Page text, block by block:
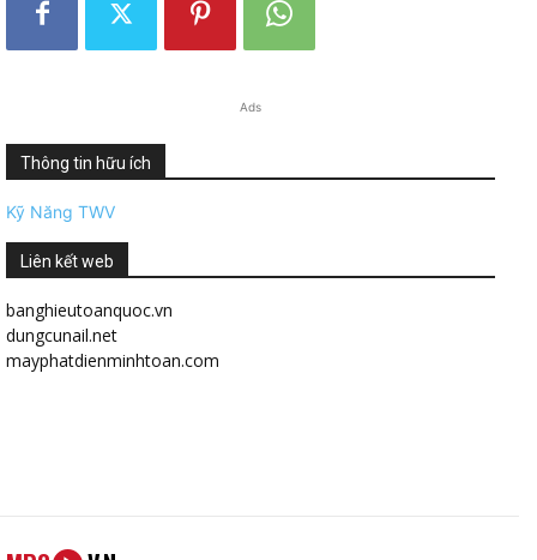
Ads
Thông tin hữu ích
Kỹ Năng TWV
Liên kết web
banghieutoanquoc.vn
dungcunail.net
mayphatdienminhtoan.com